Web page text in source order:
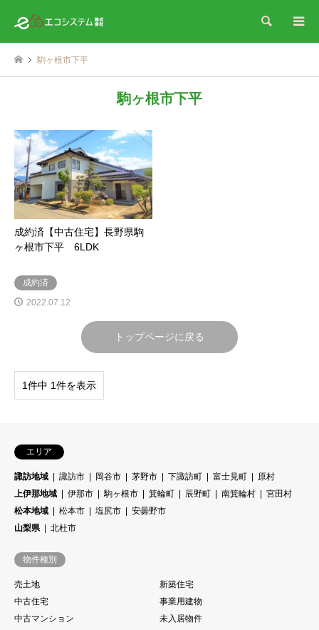
検索
駒ヶ根市下平
駒ヶ根市下平
成約済【中古住宅】長野県駒
ヶ根市下平 6LDK
成約済
2022.07.12
トップページに戻る
1件中 1件を表示
エリア
諏訪地域 諏訪市 岡谷市 茅野市 下諏訪町 富士見町
原村
上伊那地域
伊那市 駒ヶ根市 箕輪町 辰野町 南箕輪村
宮田村
松本地域
松本市 塩尻市
安曇野市
山梨県
北杜市
物件種別
売土地
新築住宅
中古住宅
事業用建物
中古マンション
未入居物件